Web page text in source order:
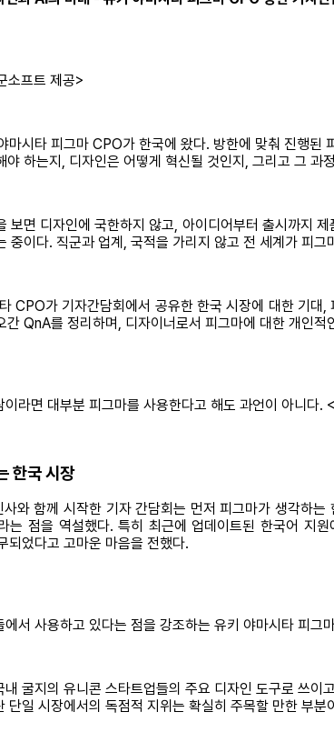
소프트 제공>
시타 피그마 CPO가 한국에 왔다. 방한에 맞춰 진행된
야 하는지, 디자인은 어떻게 혁신될 것인지, 그리고 그
보면 디자인에 국한하지 않고, 아이디어부터 출시까지
중이다. 직군과 업계, 국적을 가리지 않고 전 세계가 피
CPO가 기자간담회에서 공유한 한국 시장에 대한 기
간 QnA를 정리하며, 디자이너로서 피그마에 대한 개인적
이라면 대부분 피그마를 사용한다고 해도 과언이 아니다.
한국 시장
와 함께 시작한 기자 간담회는 먼저 피그마가 생각하
는 점을 역설했다. 특히 최근에 업데이트된 한국어
었다고 고마운 마음을 전했다.
에서 사용하고 있다는 점을 강조하는 유키 야마시타 피
굴지의 유니콘 스타트업들의 주요 디자인 도구로 쓰
단일 시장에서의 독점적 지위는 확실히 주목할 만한 부분